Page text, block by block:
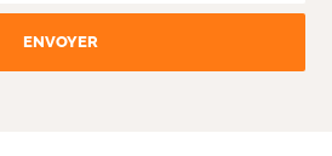
ENVOYER